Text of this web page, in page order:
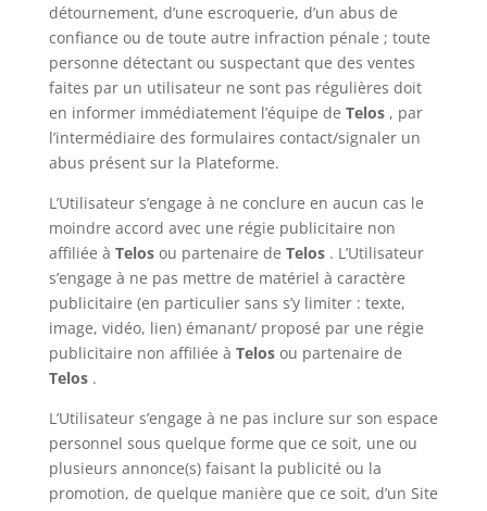
détournement, d’une escroquerie, d’un abus de
confiance ou de toute autre infraction pénale ; toute
personne détectant ou suspectant que des ventes
faites par un utilisateur ne sont pas régulières doit
en informer immédiatement l’équipe de Telos, par
l’intermédiaire des formulaires contact/signaler un
abus présent sur la Plateforme.
L’Utilisateur s’engage à ne conclure en aucun cas le
moindre accord avec une régie publicitaire non
affiliée à Telosou partenaire de Telos. L’Utilisateur
s’engage à ne pas mettre de matériel à caractère
publicitaire (en particulier sans s’y limiter : texte,
image, vidéo, lien) émanant/ proposé par une régie
publicitaire non affiliée à Telosou partenaire de
Telos.
L’Utilisateur s’engage à ne pas inclure sur son espace
personnel sous quelque forme que ce soit, une ou
plusieurs annonce(s) faisant la publicité ou la
promotion, de quelque manière que ce soit, d’un Site